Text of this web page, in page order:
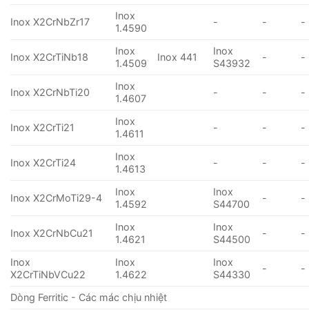
Inox X2CrNbZr17
Inox
1.4590
- - -
Inox X2CrTiNb18
Inox
1.4509
Inox 441
Inox
S43932
- -
Inox X2CrNbTi20
Inox
1.4607
- - -
Inox X2CrTi21
Inox
1.4611
- - -
Inox X2CrTi24
Inox
1.4613
- - -
Inox X2CrMoTi29-4
Inox
1.4592
Inox
S44700
- -
Inox X2CrNbCu21
Inox
1.4621
Inox
S44500
- -
Inox
X2CrTiNbVCu22
Inox
1.4622
Inox
S44330
- -
Dòng Ferritic - Các mác chịu nhiệt